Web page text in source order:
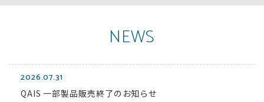
NEWS
2026.07.31
QAIS 一部製品販売終了のお知らせ